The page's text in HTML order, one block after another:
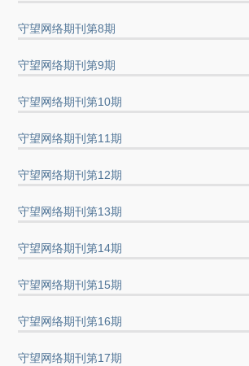
守望网络期刊第8期
守望网络期刊第9期
守望网络期刊第10期
守望网络期刊第11期
守望网络期刊第12期
守望网络期刊第13期
守望网络期刊第14期
守望网络期刊第15期
守望网络期刊第16期
守望网络期刊第17期